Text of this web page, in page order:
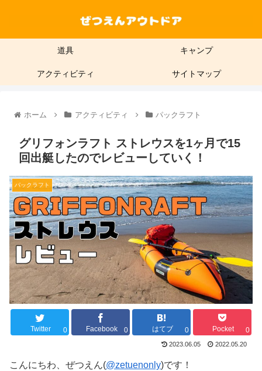
道具 キャンプ
アクティビティ サイトマップ
ホーム アクティビティ パックラフト
グリフォンラフト ストレウスを1ヶ月で15
回出艇したのでレビューしていく！
パックラフト
Twitter 0 Facebook 0 はてブ 0 Pocket 0
2023.06.05 2022.05.20
こんにちわ、ぜつえん(@zetuenonly)です！